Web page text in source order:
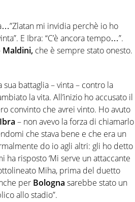
mi invidia perchè io ho
E Ibra: “C’è ancora tempo…”.
Maldini, che è sempre stato onesto.
battaglia – vinta – contro la
la vita. All’inizio ho accusato il
convinto che avrei vinto. Ho avuto
Ibra – non avevo la forza di chiamarlo
che stava bene e che era un
do io agli altri: gli ho detto
ha risposto ‘Mi serve un attaccante
Miha, prima del duetto
per Bologna sarebbe stato un
allo stadio”.